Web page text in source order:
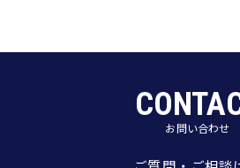
お問い合わせ